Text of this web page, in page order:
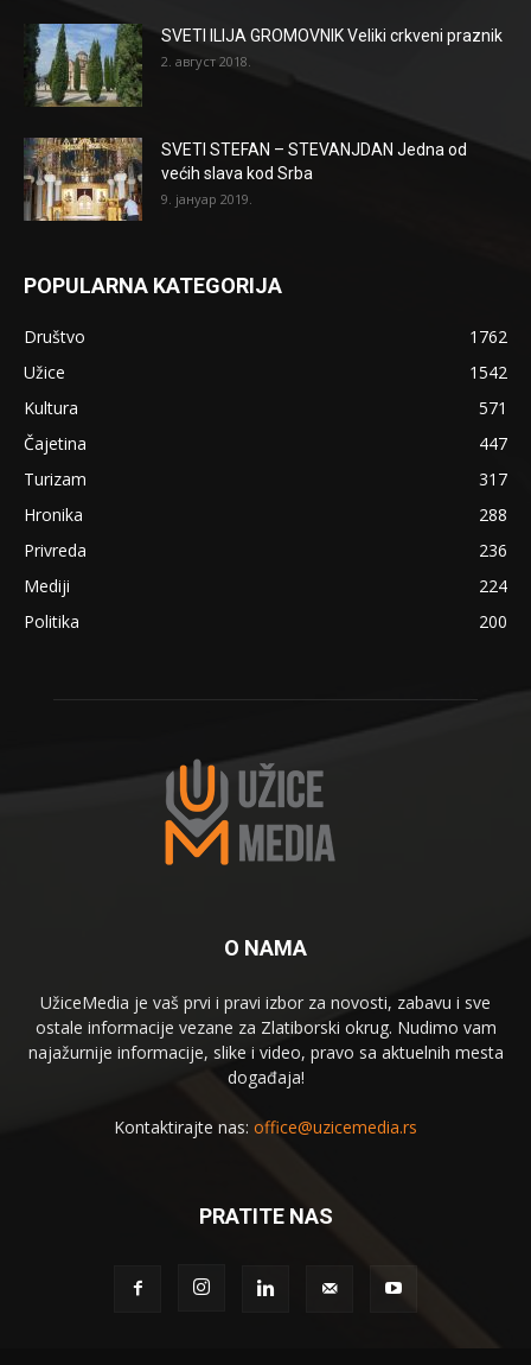
SVETI ILIJA GROMOVNIK Veliki crkveni praznik
2. август 2018.
SVETI STEFAN – STEVANJDAN Jedna od
većih slava kod Srba
9. јануар 2019.
POPULARNA KATEGORIJA
Društvo
1762
Užice
1542
Kultura
571
Čajetina
447
Turizam
317
Hronika
288
Privreda
236
Mediji
224
Politika
200
O NAMA
UžiceMedia je vaš prvi i pravi izbor za novosti, zabavu i sve
ostale informacije vezane za Zlatiborski okrug. Nudimo vam
najažurnije informacije, slike i video, pravo sa aktuelnih mesta
događaja!
Kontaktirajte nas: office@uzicemedia.rs
PRATITE NAS